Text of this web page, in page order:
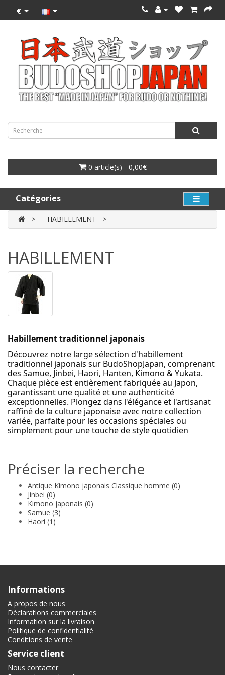
€
0 article(s) - 0,00€
Catégories
HABILLEMENT
HABILLEMENT
Habillement traditionnel japonais
Découvrez notre large sélection d'habillement
traditionnel japonais sur BudoShopJapan, comprenant
des Samue, Jinbei, Haori, Hanten, Kimono & Yukata.
Chaque pièce est entièrement fabriquée au Japon,
garantissant une qualité et une authenticité
exceptionnelles. Plongez dans l'élégance et l'artisanat
raffiné de la culture japonaise avec notre collection
variée, parfaite pour les occasions spéciales ou
simplement pour une touche de style quotidien
Préciser la recherche
Antique Kimono japonais Classique homme (0)
Jinbei (0)
Kimono japonais (0)
Samue (3)
Haori (1)
Informations
A propos de nous
Déclarations commerciales
Information sur la livraison
Politique de confidentialité
Conditions de vente
Service client
Nous contacter